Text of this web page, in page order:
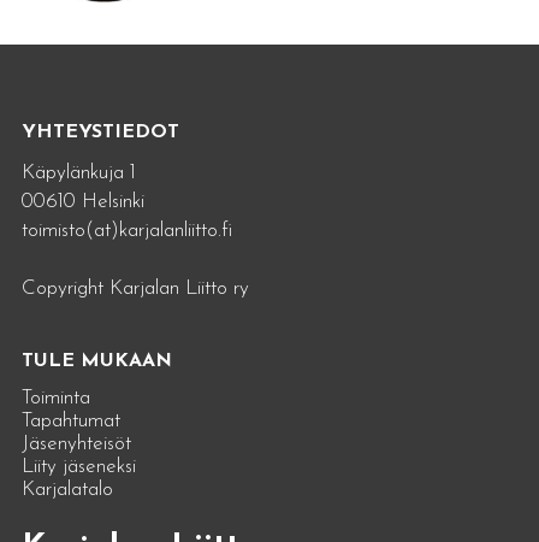
YHTEYSTIEDOT
Käpylänkuja 1
00610 Helsinki
toimisto(at)karjalanliitto.fi
Copyright Karjalan Liitto ry
TULE MUKAAN
Toiminta
Tapahtumat
Jäsenyhteisöt
Liity jäseneksi
Karjalatalo